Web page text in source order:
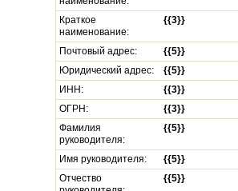
Краткое
наименование:
{{3}}
Почтовый адрес:
{{5}}
Юридический адрес:
{{5}}
ИНН:
{{3}}
ОГРН:
{{3}}
Фамилия
руководителя:
{{5}}
Имя руководителя:
{{5}}
Отчество
{{5}}